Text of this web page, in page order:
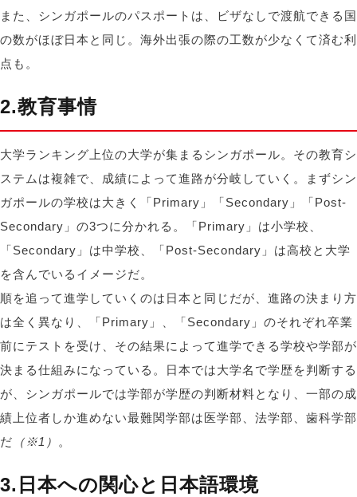
また、シンガポールのパスポートは、ビザなしで渡航できる国
の数がほぼ日本と同じ。海外出張の際の工数が少なくて済む利
点も。
2.教育事情
大学ランキング上位の大学が集まるシンガポール。その教育シ
ステムは複雑で、成績によって進路が分岐していく。まずシン
ガポールの学校は大きく「Primary」「Secondary」「Post-
Secondary」の3つに分かれる。「Primary」は小学校、
「Secondary」は中学校、「Post-Secondary」は高校と大学
を含んでいるイメージだ。
順を追って進学していくのは日本と同じだが、進路の決まり方
は全く異なり、「Primary」、「Secondary」のそれぞれ卒業
前にテストを受け、その結果によって進学できる学校や学部が
決まる仕組みになっている。日本では大学名で学歴を判断する
が、シンガポールでは学部が学歴の判断材料となり、一部の成
績上位者しか進めない最難関学部は医学部、法学部、歯科学部
だ （※1） 。
3.日本への関心と日本語環境